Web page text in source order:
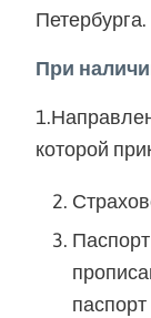
Петербурга.
При
которой